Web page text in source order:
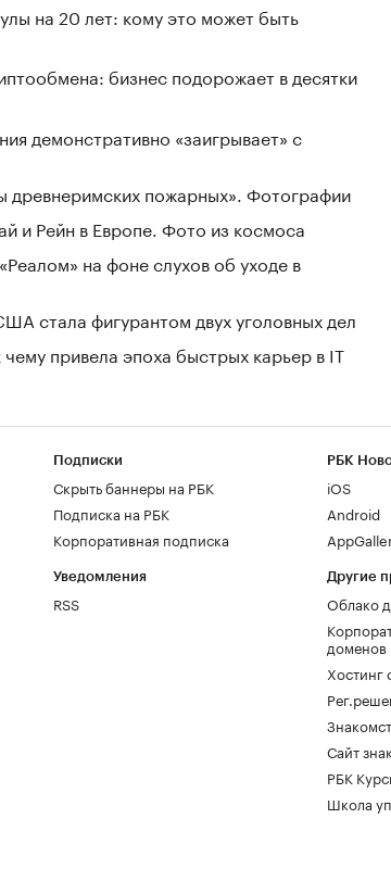
на 20 лет: кому это может быть
бизнес подорожает в десятки
демонстративно «заигрывает» с
древнеримских пожарных». Фотографии
и Рейн в Европе. Фото из космоса
на фоне слухов об уходе в
стала фигурантом двух уголовных дел
привела эпоха быстрых карьер в IT
Подписки
Скрыть баннеры на РБК
Подписка на РБК
Корпоративная подписка
Уведомления
RSS
РБК
iOS
Android
Другие
Облако
доменов
Хостинг
Сайт
РБК
Школа